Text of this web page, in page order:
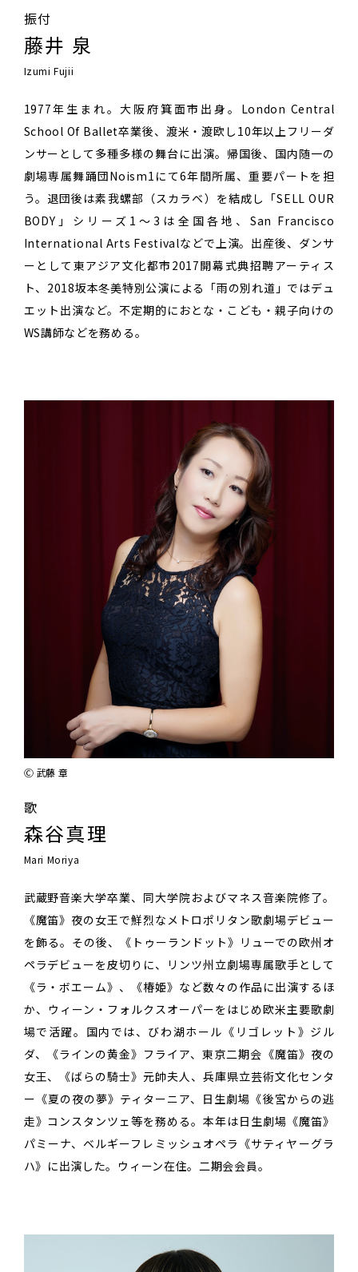
振付
藤井 泉
Izumi Fujii
1977年生まれ。大阪府箕面市出身。London Central
School Of Ballet卒業後、渡米・渡欧し10年以上フリーダ
ンサーとして多種多様の舞台に出演。帰国後、国内随一の
劇場専属舞踊団Noism1にて6年間所属、重要パートを担
う。退団後は素我螺部（スカラベ）を結成し「SELL OUR
BODY」シリーズ1～3は全国各地、San Francisco
International Arts Festivalなどで上演。出産後、ダンサ
ーとして東アジア文化都市2017開幕式典招聘アーティス
ト、2018坂本冬美特別公演による「雨の別れ道」ではデュ
エット出演など。不定期的におとな・こども・親子向けの
WS講師などを務める。
Ⓒ 武藤 章
歌
森谷真理
Mari Moriya
武蔵野音楽大学卒業、同大学院およびマネス音楽院修了。
《魔笛》夜の女王で鮮烈なメトロポリタン歌劇場デビュー
を飾る。その後、《トゥーランドット》リューでの欧州オ
ペラデビューを皮切りに、リンツ州立劇場専属歌手として
《ラ・ボエーム》、《椿姫》など数々の作品に出演するほ
か、ウィーン・フォルクスオーパーをはじめ欧米主要歌劇
場で活躍。国内では、びわ湖ホール《リゴレット》ジル
ダ、《ラインの黄金》フライア、東京二期会《魔笛》夜の
女王、《ばらの騎士》元帥夫人、兵庫県立芸術文化センタ
ー《夏の夜の夢》ティターニア、日生劇場《後宮からの逃
走》コンスタンツェ等を務める。本年は日生劇場《魔笛》
パミーナ、ベルギーフレミッシュオペラ《サティヤーグラ
ハ》に出演した。ウィーン在住。二期会会員。